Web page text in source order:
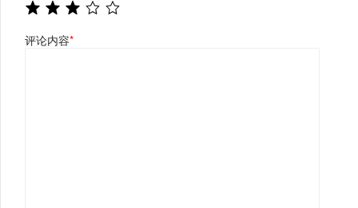
评论内容*